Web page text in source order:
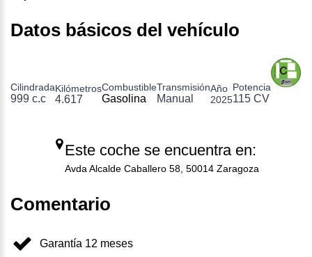
Datos básicos del vehículo
Cilindrada
999 c.c
Kilómetros
4.617
Combustible
Gasolina
Transmisión
Manual
Año
2025
Potencia
115 CV
Este coche se encuentra en:
Avda Alcalde Caballero 58, 50014 Zaragoza
Comentario
Garantía 12 meses